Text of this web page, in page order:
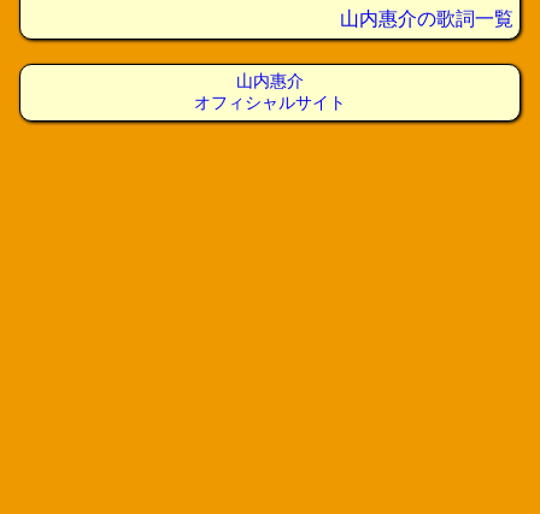
山内惠介の歌詞一覧
山内惠介
オフィシャルサイト